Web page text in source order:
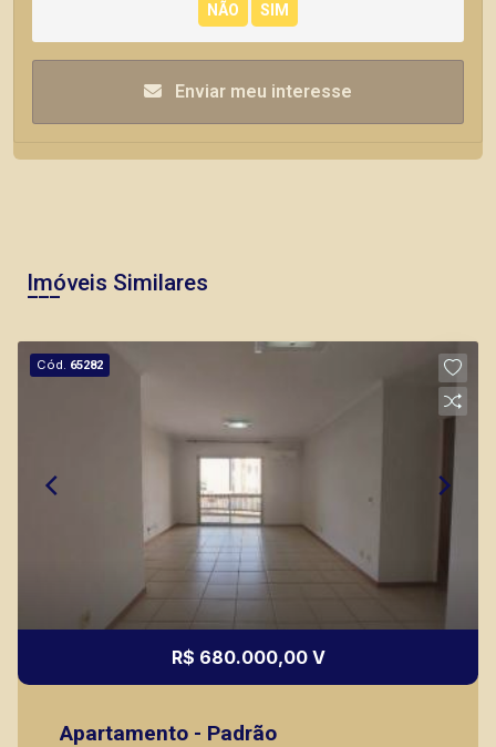
Enviar meu interesse
Imóveis Similares
Cód. 65282
R$ 680.000,00 V
Apartamento - Padrão